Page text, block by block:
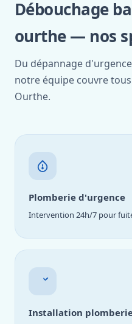
Débouchage
ourthe — nos
Du dépannage
notre équipe couvre
Ourthe.
Plomberie d'urgence
Intervention 24h/7 pour
Installation